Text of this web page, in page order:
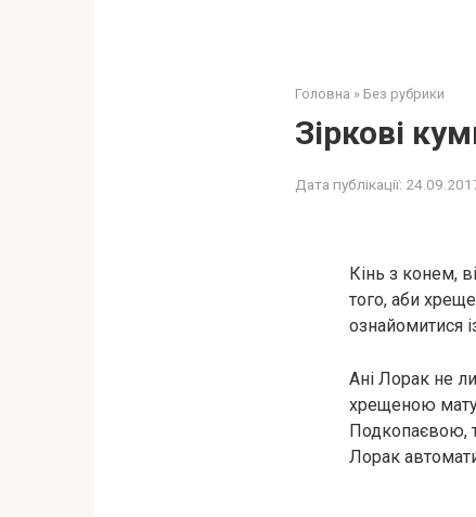
Головна » Без рубрики
Зіркові
Дата публікації:
Кінь з конем,
того, аби
ознайомитися
Ані Лорак не
хрещеною
Подкопаєвою,
Лорак